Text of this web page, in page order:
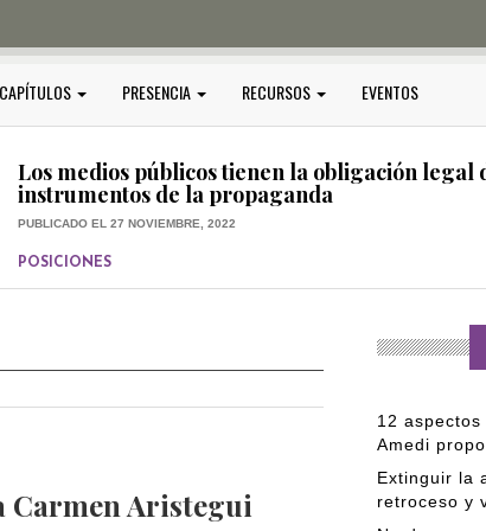
CAPÍTULOS PRESENCIA RECURSOS EVENTOS
PUBLICADO EL 17 DICIEMBRE, 2022
Los medios públicos tienen la obligación legal
instrumentos de la propaganda
PUBLICADO EL 27 NOVIEMBRE, 2022
POSICIONES
Consejos ciudadanos e IFT deben garantizar
Carmen Aristegui
12
Amedi
Extinguir la
retroceso y